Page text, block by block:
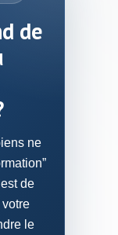
de
ne
de
le